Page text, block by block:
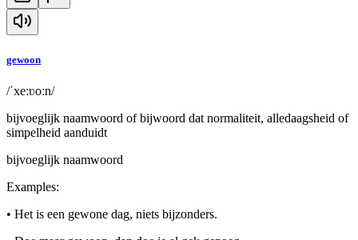
gewoon
/ˈxeːʋoːn/
bijvoeglijk naamwoord of bijwoord dat normaliteit, alledaagsheid of
simpelheid aanduidt
bijvoeglijk naamwoord
Examples:
• Het is een gewone dag, niets bijzonders.